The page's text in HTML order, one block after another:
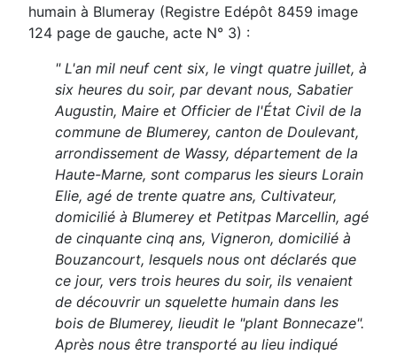
humain à Blumeray (Registre Edépôt 8459 image
124 page de gauche, acte N° 3) :
" L'an mil neuf cent six, le vingt quatre juillet, à
six heures du soir, par devant nous, Sabatier
Augustin, Maire et Officier de l'État Civil de la
commune de Blumerey, canton de Doulevant,
arrondissement de Wassy, département de la
Haute-Marne, sont comparus les sieurs Lorain
Elie, agé de trente quatre ans, Cultivateur,
domicilié à Blumerey et Petitpas Marcellin, agé
de cinquante cinq ans, Vigneron, domicilié à
Bouzancourt, lesquels nous ont déclarés que
ce jour, vers trois heures du soir, ils venaient
de découvrir un squelette humain dans les
bois de Blumerey, lieudit le "plant Bonnecaze".
Après nous être transporté au lieu indiqué